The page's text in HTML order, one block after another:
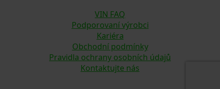
VIN FAQ
Podporovaní výrobci
Kariéra
Obchodní podmínky
Pravidla ochrany osobních údajů
Kontaktujte nás